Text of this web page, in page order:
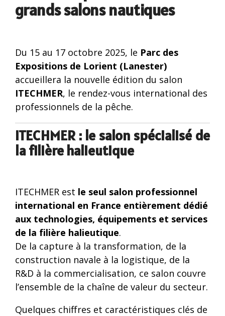
Séries
FR et
radar
Radars
Loch doppler et Courantomètres
Compas
satellitaires
Compas
gyroscopiques
météo
vent
météo
Accessoires
et
météo
grands salons nautiques
Du 15 au 17 octobre 2025, le Parc des
Expositions de Lorient (Lanester)
accueillera la nouvelle édition du salon
ITECHMER, le rendez-vous international des
professionnels de la pêche.
ITECHMER : le salon spécialisé de
la filière halieutique
ITECHMER est le seul salon professionnel
international en France entièrement dédié
aux technologies, équipements et services
de la filière halieutique.
De la capture à la transformation, de la
construction navale à la logistique, de la
R&D à la commercialisation, ce salon couvre
l’ensemble de la chaîne de valeur du secteur.
Quelques chiffres et caractéristiques clés de